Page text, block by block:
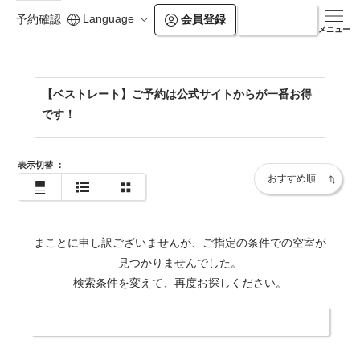
予約確認 Language 会員登録
メニュー
https://www.tawaraya.co.jp/
【ベストレート】ご予約は公式サイトからが一番お得
です！
表示切替 ：
まことに申し訳ございませんが、ご指定の条件での空室が
見つかりませんでした。
検索条件を変えて、再度お探しください。